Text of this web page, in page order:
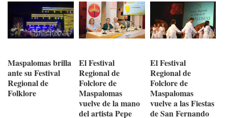
Maspalomas brilla
ante su Festival
Regional de
Folklore
El Festival
Regional de
Folclore de
Maspalomas
vuelve de la mano
del artista Pepe
El Festival
Regional de
Folclore de
Maspalomas
vuelve a las Fiestas
de San Fernando